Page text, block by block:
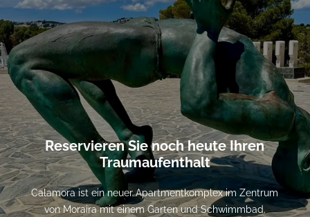
Reservieren Sie noch heute Ihren
Traumaufenthalt
Calamora ist ein neuer Apartmentkomplex im Zentrum
von Moraira mit einem Garten und Schwimmbad.